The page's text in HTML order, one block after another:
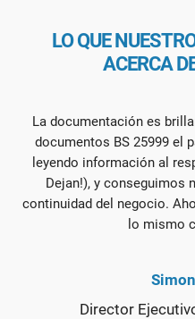
LO QUE
ACERCA
La documentación es
documentos BS 25999 el
leyendo información al
Dejan!), y conseguimos
continuidad del negocio.
lo mismo
Director